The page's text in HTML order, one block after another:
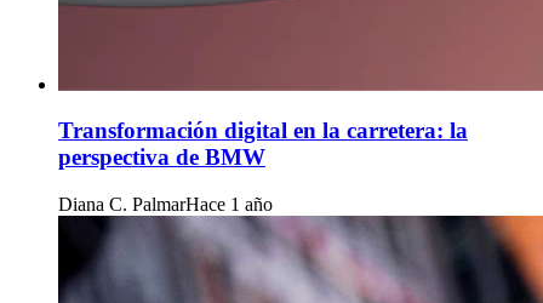
Transformación digital en la carretera: la
perspectiva de BMW
Diana C. PalmarHace 1 año